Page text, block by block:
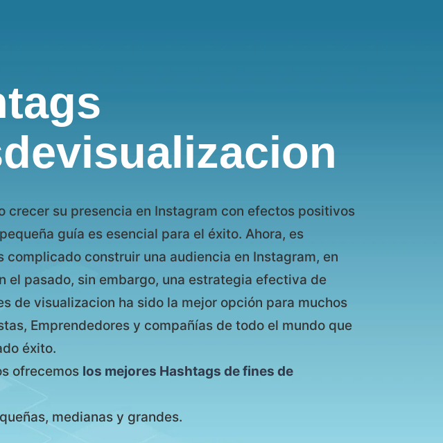
crecer su presencia en Instagram con efectos positivos
guía es esencial para el éxito. Ahora, es
complicado construir una audiencia en Instagram, en
el pasado, sin embargo, una estrategia efectiva de
de visualizacion ha sido la mejor opción para muchos
Emprendedores y compañías de todo el mundo que
éxito.
ofrecemos los mejores Hashtags de fines de
medianas y grandes.